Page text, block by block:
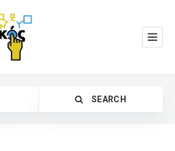
SEARCH